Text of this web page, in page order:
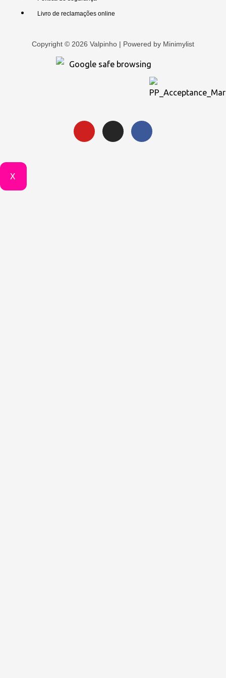
Livro de reclamações online
Copyright © 2026 Valpinho | Powered by Minimylist
X